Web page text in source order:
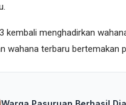
kembali menghadirkan
wahana terbaru bertemakan